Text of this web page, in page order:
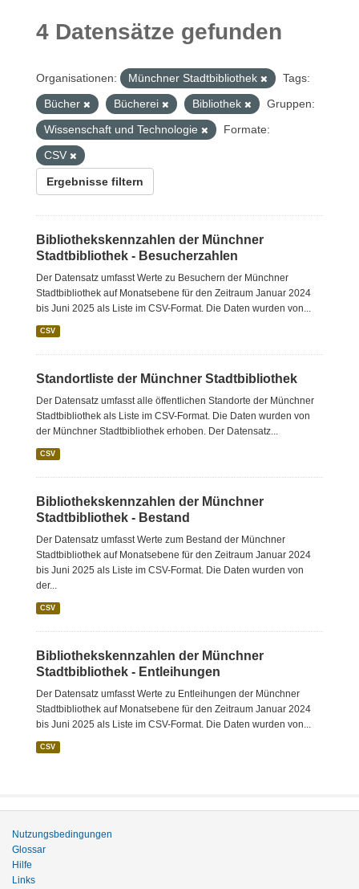
4 Datensätze gefunden
Organisationen: Münchner Stadtbibliothek
Tags:
Bücher
Bücherei Bibliothek
Gruppen:
Wissenschaft und Technologie
Formate:
CSV
Ergebnisse filtern
Bibliothekskennzahlen der Münchner
Stadtbibliothek - Besucherzahlen
Der Datensatz umfasst Werte zu Besuchern der Münchner
Stadtbibliothek auf Monatsebene für den Zeitraum Januar 2024
bis Juni 2025 als Liste im CSV-Format. Die Daten wurden von...
CSV
Standortliste der Münchner Stadtbibliothek
Der Datensatz umfasst alle öffentlichen Standorte der Münchner
Stadtbibliothek als Liste im CSV-Format. Die Daten wurden von
der Münchner Stadtbibliothek erhoben. Der Datensatz...
CSV
Bibliothekskennzahlen der Münchner
Stadtbibliothek - Bestand
Der Datensatz umfasst Werte zum Bestand der Münchner
Stadtbibliothek auf Monatsebene für den Zeitraum Januar 2024
bis Juni 2025 als Liste im CSV-Format. Die Daten wurden von
der...
CSV
Bibliothekskennzahlen der Münchner
Stadtbibliothek - Entleihungen
Der Datensatz umfasst Werte zu Entleihungen der Münchner
Stadtbibliothek auf Monatsebene für den Zeitraum Januar 2024
bis Juni 2025 als Liste im CSV-Format. Die Daten wurden von...
CSV
Nutzungsbedingungen
Glossar
Hilfe
Links